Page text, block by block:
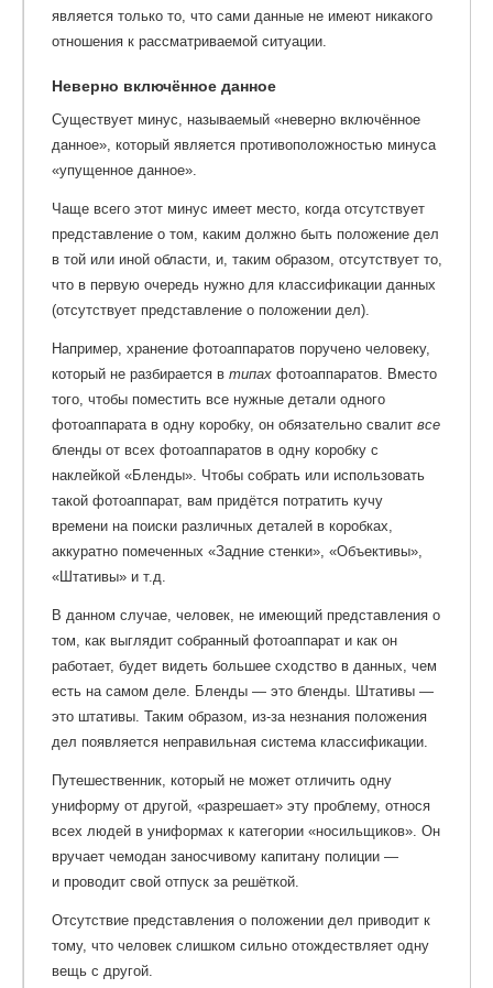
является только то, что сами данные не имеют никакого
отношения к рассматриваемой ситуации.
Неверно включённое данное
Существует минус, называемый «неверно включённое
данное», который является противоположностью минуса
«упущенное данное».
Чаще всего этот минус имеет место, когда отсутствует
представление о том, каким должно быть положение дел
в той или иной области, и, таким образом, отсутствует то,
что в первую очередь нужно для классификации данных
(отсутствует представление о положении дел).
Например, хранение фотоаппаратов поручено человеку,
который не разбирается в типах фотоаппаратов. Вместо
того, чтобы поместить все нужные детали одного
фотоаппарата в одну коробку, он обязательно свалит все
бленды от всех фотоаппаратов в одну коробку с
наклейкой «Бленды». Чтобы собрать или использовать
такой фотоаппарат, вам придётся потратить кучу
времени на поиски различных деталей в коробках,
аккуратно помеченных «Задние стенки», «Объективы»,
«Штативы» и т.д.
В данном случае, человек, не имеющий представления о
том, как выглядит собранный фотоаппарат и как он
работает, будет видеть большее сходство в данных, чем
есть на самом деле. Бленды — это бленды. Штативы —
это штативы. Таким образом, из-за незнания положения
дел появляется неправильная система классификации.
Путешественник, который не может отличить одну
униформу от другой, «разрешает» эту проблему, относя
всех людей в униформах к категории «носильщиков». Он
вручает чемодан заносчивому капитану полиции —
и проводит свой отпуск за решёткой.
Отсутствие представления о положении дел приводит к
тому, что человек слишком сильно отождествляет одну
вещь с другой.